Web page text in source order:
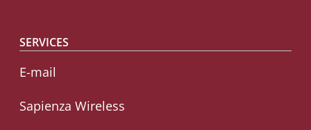
SERVICES
E-mail
Sapienza Wireless